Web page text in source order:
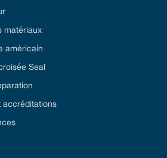
matériaux
américain
Seal
accréditations